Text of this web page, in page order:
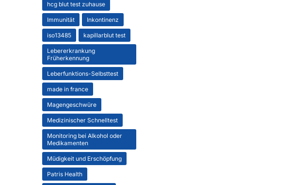
hcg blut test zuhause
Immunität Inkontinenz
iso13485 kapillarblut test
Lebererkrankung
Früherkennung
Leberfunktions-Selbsttest
made in france
Magengeschwüre
Medizinischer Schnelltest
Monitoring bei Alkohol oder
Medikamenten
Müdigkeit und Erschöpfung
Patris Health